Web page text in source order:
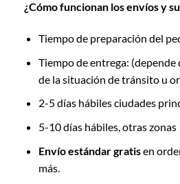
¿Cómo funcionan los envíos y
Tiempo de preparación del
Tiempo de entrega:
de la situación de tránsito u
2-5 días hábiles ciudades
5-10 días hábiles, otras zonas
Envío estándar gratisen
más.